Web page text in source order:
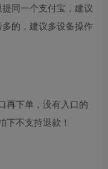
同一个支付宝，建议
的，建议多设备操作
再下单，没有入口的
下不支持退款！